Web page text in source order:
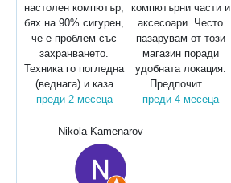
настолен компютър,
бях на 90% сигурен,
че е проблем със
захранването.
Техника го погледна
(веднага) и каза
преди 2 месеца
компютърни части и
аксесоари. Често
пазарувам от този
магазин поради
удобната локация.
Предпочит...
преди 4 месеца
Nikola Kamenarov